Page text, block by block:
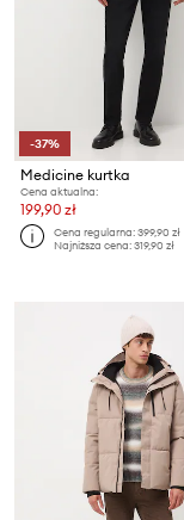
-37%
Medicine kurtka
Cena aktualna:
199,90 zł
Cena regularna:399,90 zł
Najniższa cena:319,90 zł